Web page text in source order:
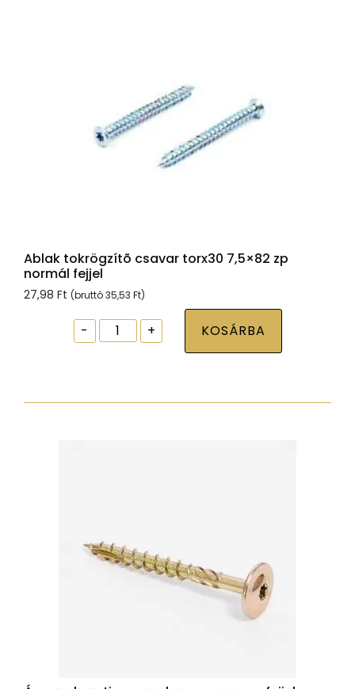
Ablak tokrögzítõ csavar torx30 7,5×82 zp
normál fejjel
27,98 Ft (bruttó35,53 Ft)
-
Ablak
tokrögzítõ
7,5x82
+ KOSÁRBA